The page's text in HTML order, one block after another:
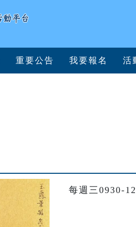
重要公告 我要報名 活
每週三0930-